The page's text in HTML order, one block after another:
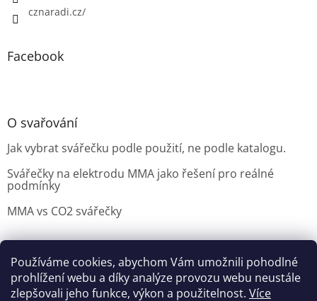
Používáme cookies, abychom Vám umožnili pohodlné
prohlížení webu a díky analýze provozu webu neustále
zlepšovali jeho funkce, výkon a použitelnost. Více
cznaradi.cz/
Facebook
O svařování
Jak vybrat svářečku podle použití, ne podle katalogu.
Svářečky na elektrodu MMA jako řešení pro reálné
podmínky
MMA vs CO2 svářečky
Možnosti doručení Nakupovani Možností platby
Výběr svářečky